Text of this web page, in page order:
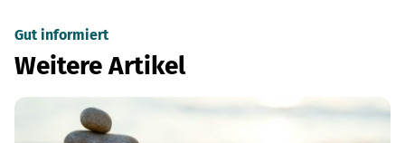
Gut informiert
Weitere Artikel